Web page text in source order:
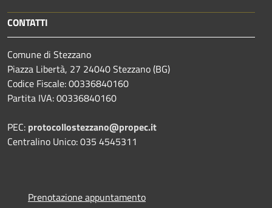
CONTATTI
Comune di Stezzano
Piazza Libertà, 27 24040 Stezzano (BG)
Codice Fiscale: 00336840160
Partita IVA: 00336840160
PEC: protocollostezzano@propec.it
Centralino Unico: 035 4545311
Prenotazione appuntamento